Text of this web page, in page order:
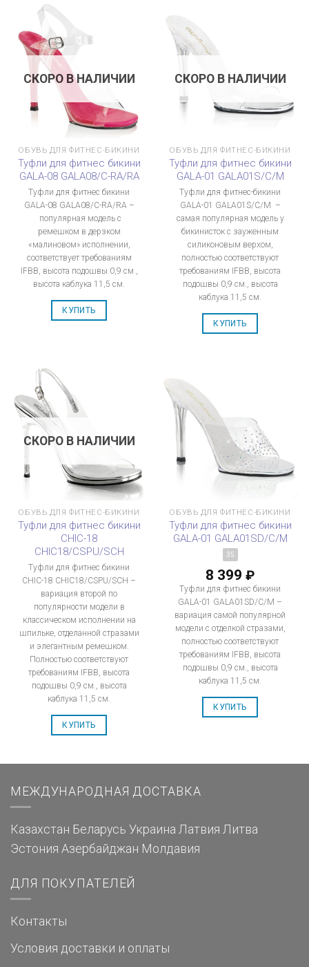
СКОРО В НАЛИЧИИ
ОБУВЬ ДЛЯ ФИТНЕС-БИКИНИ
Туфли для фитнес бикини
GALA-08 GALA08/C-RA/RA
Туфли для фитнес бикини
GALA-08 GALA08/C-RA/RA –
популярная модель с
ремешком в дерзком
«малиновом» исполнении,
соответствует требованиям
IFBB, высота подошвы 0,9 см.,
высота каблука 11,5 см.
КУПИТЬ
СКОРО В НАЛИЧИИ
ОБУВЬ ДЛЯ ФИТНЕС-БИКИНИ
Туфли для фитнес бикини
GALA-01 GALA01S/C/M
Туфли для фитнес-бикини
GALA-01 GALA01S/C/M –
самая популярная модель у
бикинисток с зауженным
силиконовым верхом,
полностью соответствуют
требованиям IFBB, высота
подошвы 0,9 см., высота
каблука 11,5 см.
КУПИТЬ
СКОРО В НАЛИЧИИ
ОБУВЬ ДЛЯ ФИТНЕС-БИКИНИ
Туфли для фитнес бикини
CHIC-18
CHIC18/CSPU/SCH
Туфли для фитнес бикини
CHIC-18 CHIC18/CSPU/SCH –
вариация второй по
популярности модели в
классическом исполнении на
шпильке, отделанной стразами
и элегантным ремешком.
Полностью соответствуют
требованиям IFBB, высота
подошвы 0,9 см., высота
каблука 11,5 см.
КУПИТЬ
ОБУВЬ ДЛЯ ФИТНЕС-БИКИНИ
Туфли для фитнес бикини
GALA-01 GALA01SD/C/M
35
8 399 ₽
Туфли для фитнес бикини
GALA-01 GALA01SD/C/M –
вариация самой популярной
модели с отделкой стразами,
полностью соответствуют
требованиям IFBB, высота
подошвы 0,9 см., высота
каблука 11,5 см.
КУПИТЬ
МЕЖДУНАРОДНАЯ ДОСТАВКА
Казахстан Беларусь Украина Латвия Литва
Эстония Азербайджан Молдавия
ДЛЯ ПОКУПАТЕЛЕЙ
Контакты
Условия доставки и оплаты